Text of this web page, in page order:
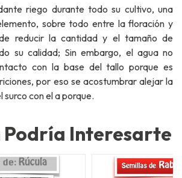
riego durante todo su cultivo, una
sobre todo entre la floración y
reducir la cantidad y el tamaño de
su calidad; Sin embargo, el agua no
con la base del tallo porque es
por eso se acostumbrar alejar la
con el a porque.
Podría Interesarte